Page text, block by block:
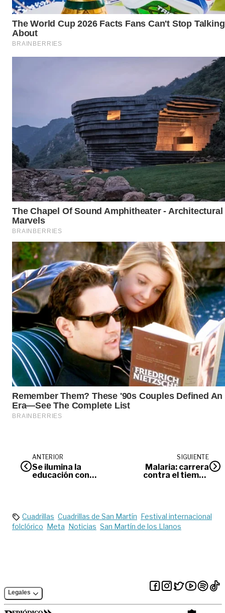
ANTERIOR
Se ilumina la
educación con
SIGUIENTE
Malaria: carrera
contra el tiempo
Cuadrillas Cuadrillas de San Martín Festival internacional
folclórico Meta Noticias San Martín de los Llanos
Legales